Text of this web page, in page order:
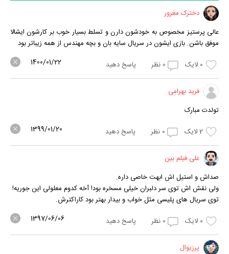
دخترک مغرور
عالی پرستیز مخصوص به خودشون دارن و تسلط بسیار خوب بر کارشون ایشالا
موفق باشن. بازی ایشون در سریال سایه بان و بچه مهندس از همه زیباتر بود
0 لایک 0 نظر پاسخ دهید 1400/01/22
فرید بهرامی
تولدت مبارک
2لایک 0 نظر پاسخ دهید 1399/01/20
علی فیلم بین
صداش و استیل اش ابهت خاصی داره.
ولی نقش اش توی سر دلبران خیلی مسخره بود! آخه کدوم معلولی این جوریه!
توی سریال های پلیسی مثل خواب و بیدار بهتر بود کاراکترش.
0 لایک 0 نظر پاسخ دهید 1397/06/06
پرزیوال